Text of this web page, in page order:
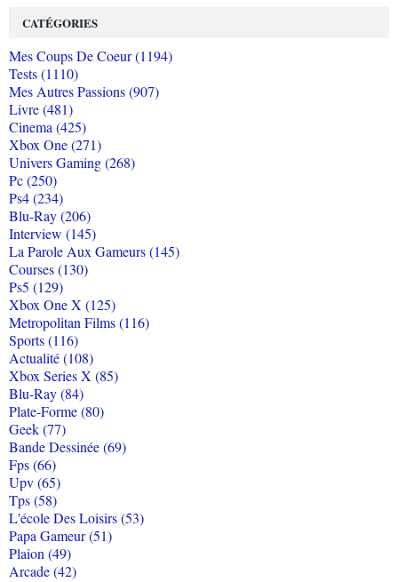
CATÉGORIES
Mes Coups De Coeur (1194)
Tests (1110)
Mes Autres Passions (907)
Livre (481)
Cinema (425)
Xbox One (271)
Univers Gaming (268)
Pc (250)
Ps4 (234)
Blu-Ray (206)
Interview (145)
La Parole Aux Gameurs (145)
Courses (130)
Ps5 (129)
Xbox One X (125)
Metropolitan Films (116)
Sports (116)
Actualité (108)
Xbox Series X (85)
Blu-Ray (84)
Plate-Forme (80)
Geek (77)
Bande Dessinée (69)
Fps (66)
Upv (65)
Tps (58)
L'école Des Loisirs (53)
Papa Gameur (51)
Plaion (49)
Arcade (42)